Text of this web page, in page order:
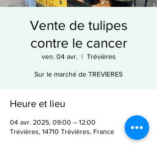
Vente de tulipes
contre le cancer
ven. 04 avr.
  |
Trévières
Sur le marché de TREVIERES
Heure et lieu
04 avr. 2025, 09:00 – 12:00
Trévières, 14710 Trévières, France